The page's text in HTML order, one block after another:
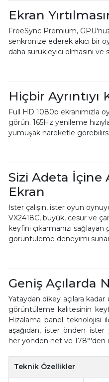
Ekran
FreeSync Premium,
senkronize ederek akıcı bir
daha sürükleyici olmasını
Hiçbir Ayrıntıyı
Full HD 1080p ekranımızla
görün. 165Hz yenileme
yumuşak hareketle
Sizi Adeta İçine
Ekran
İster çalışın, ister oyun
VX2418C, büyük, cesur ve
keyfini çıkarmanızı
görüntüleme deneyimi
Geniş Açılarda
Yataydan dikey açılara
görüntüleme kalitesinin
Hizalama panel teknolojisi
aşağıdan, ister önden
her yönden net ve 178°'den
Teknik Özellikler